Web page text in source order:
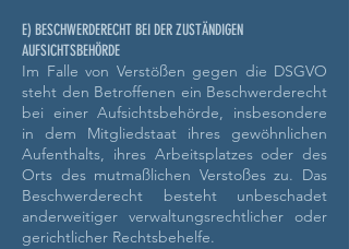
E) BESCHWERDERECHT BEI DER ZUSTÄNDIGEN
AUFSICHTSBEHÖRDE
Im Falle von Verstößen gegen die DSGVO
steht den Betroffenen ein Beschwerderecht
bei einer Aufsichtsbehörde, insbesondere
in dem Mitgliedstaat ihres gewöhnlichen
Aufenthalts, ihres Arbeitsplatzes oder des
Orts des mutmaßlichen Verstoßes zu. Das
Beschwerderecht besteht unbeschadet
anderweitiger verwaltungsrechtlicher oder
gerichtlicher Rechtsbehelfe.